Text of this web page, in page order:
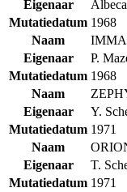
Eigenaar
Mutatiedatum 1968
Naam
Eigenaar
P.
Mutatiedatum 1968
Naam
Eigenaar
Y.
Mutatiedatum 1971
Naam
Eigenaar
T.
Mutatiedatum 1971